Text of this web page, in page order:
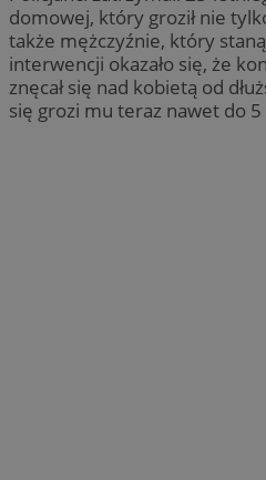
domowej, który groził nie
także mężczyźnie, który
interwencji okazało się, że
znęcał się nad kobietą od
się grozi mu teraz nawet do